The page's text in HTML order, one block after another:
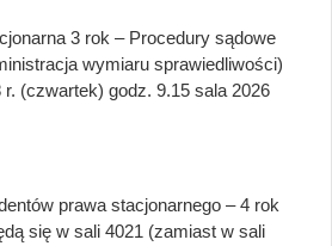
3 rok – Procedury sądowe
wymiaru sprawiedliwości)
r. (czwartek) godz. 9.15 sala 2026
prawa stacjonarnego – 4 rok
się w sali 4021 (zamiast w sali